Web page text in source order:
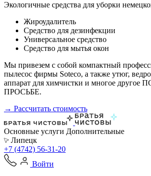
Экологичные средства для уборки
Жироудалитель
Средство для дезинфекции
Универсальное средство
Средство для мытья окон
Мы привезем с собой компактный
пылесос фирмы Soteco, а также утюг,
аппарат для химчистки и многое
ПРОСЬБЕ.
→ Рассчитать стоимость
Основные услуги Дополнительные
Липецк
+7 (4742) 56-31-20
Войти